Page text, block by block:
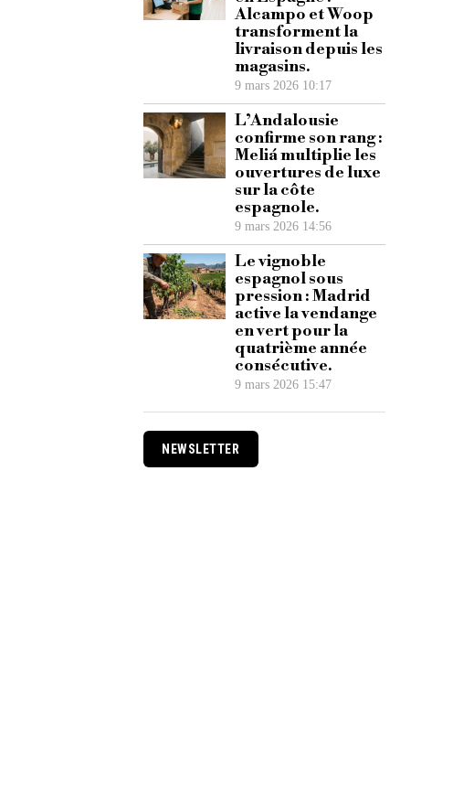
Alcampo et Woop
transforment la
livraison depuis les
magasins.
9 mars 2026 10:17
L’Andalousie
confirme son rang :
Meliá multiplie les
ouvertures de luxe
sur la côte
espagnole.
9 mars 2026 14:56
Le vignoble
espagnol sous
pression : Madrid
active la vendange
en vert pour la
quatrième année
consécutive.
9 mars 2026 15:47
NEWSLETTER